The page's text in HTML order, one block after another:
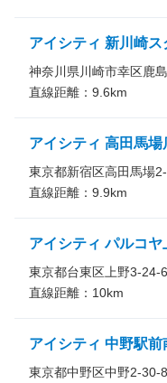
アイシティ 新川崎ス
神奈川県川崎市幸区鹿
直線距離： 9.6km
アイシティ 高田馬場
東京都新宿区高田馬場
直線距離： 9.9km
アイシティ パルコヤ
東京都台東区上野3-24-
直線距離： 10km
アイシティ 中野駅前
東京都中野区中野2-30-